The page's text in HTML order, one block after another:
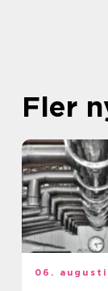
Fler
06. augusti